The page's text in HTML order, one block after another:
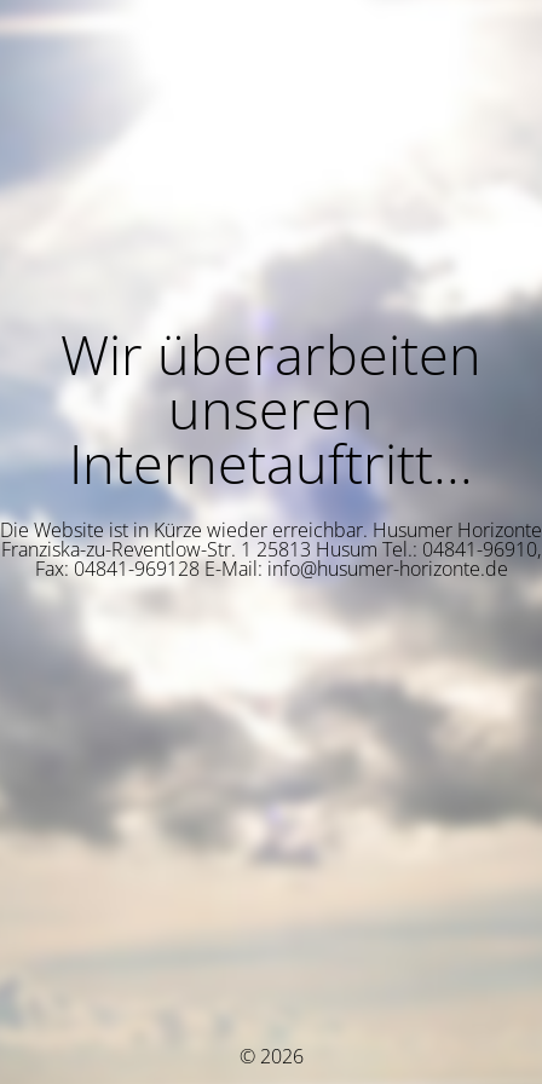
Wir überarbeiten
unseren
Internetauftritt...
Die Website ist in Kürze wieder erreichbar. Husumer Horizonte
Franziska-zu-Reventlow-Str. 1 25813 Husum Tel.: 04841-96910,
Fax: 04841-969128 E-Mail: info@husumer-horizonte.de
© 2026